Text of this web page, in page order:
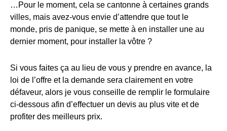
…Pour le moment, cela se cantonne à certaines grands
villes, mais avez-vous envie d’attendre que tout le
monde, pris de panique, se mette à en installer une au
dernier moment, pour installer la vôtre ?
Si vous faites ça au lieu de vous y prendre en avance, la
loi de l’offre et la demande sera clairement en votre
défaveur, alors je vous conseille de remplir le formulaire
ci-dessous afin d’effectuer un devis au plus vite et de
profiter des meilleurs prix.